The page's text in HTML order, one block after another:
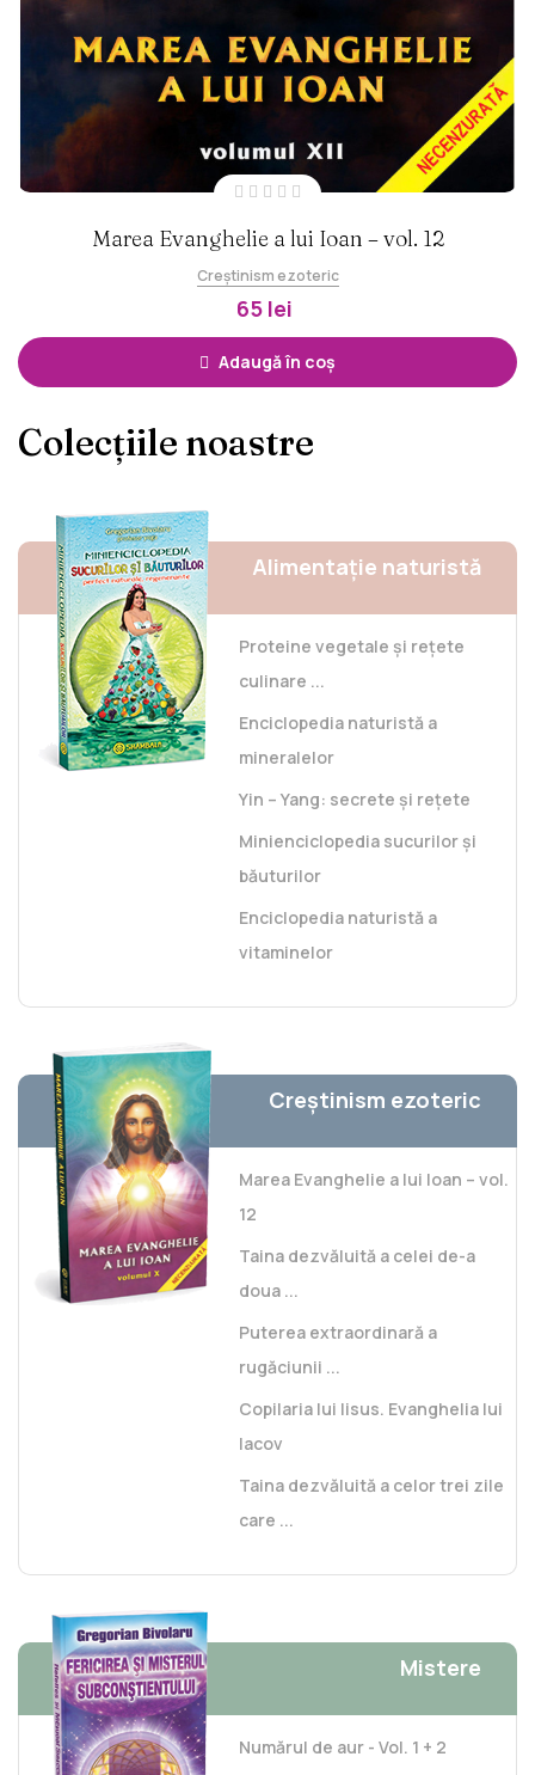
Marea Evanghelie a lui Ioan – vol. 12
Creștinism ezoteric
65 lei
Adaugă în coș
Colecțiile noastre
Alimentație naturistă
Proteine vegetale și rețete
culinare ...
Enciclopedia naturistă a
mineralelor
Yin – Yang: secrete și rețete
Minienciclopedia sucurilor și
băuturilor
Enciclopedia naturistă a
vitaminelor
Creștinism ezoteric
Marea Evanghelie a lui Ioan – vol.
12
Taina dezvăluită a celei de-a
doua ...
Puterea extraordinară a
rugăciunii ...
Copilaria lui Iisus. Evanghelia lui
Iacov
Taina dezvăluită a celor trei zile
care ...
Mistere
Numărul de aur - Vol. 1 + 2